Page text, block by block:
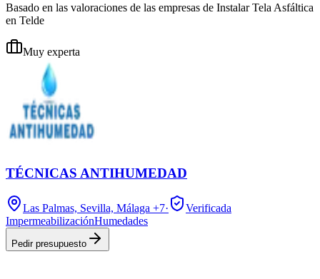
Basado en las valoraciones de las empresas de Instalar Tela Asfáltica
en Telde
Muy experta
TÉCNICAS ANTIHUMEDAD
Las Palmas, Sevilla, Málaga +7·
Verificada
ImpermeabilizaciónHumedades
Pedir presupuesto